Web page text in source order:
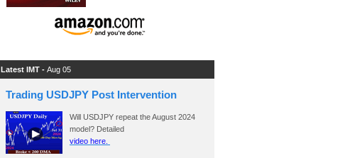
Latest IMT - Aug 05
Trading USDJPY Post Intervention
Will USDJPY repeat the August 2024
model? Detailed
video here.